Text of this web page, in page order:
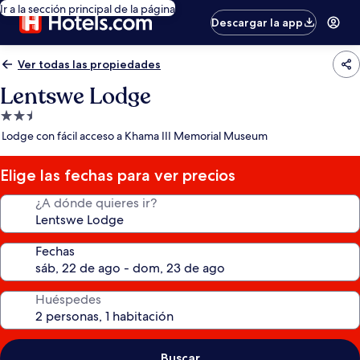
Ir a la sección principal de la página
Descargar la app
Ver todas las propiedades
Lentswe Lodge
Propiedad
de
estrellas
Lodge con fácil acceso a Khama III Memorial Museum
Elige las fechas para ver precios
¿A dónde quieres ir?
Fechas
Huéspedes